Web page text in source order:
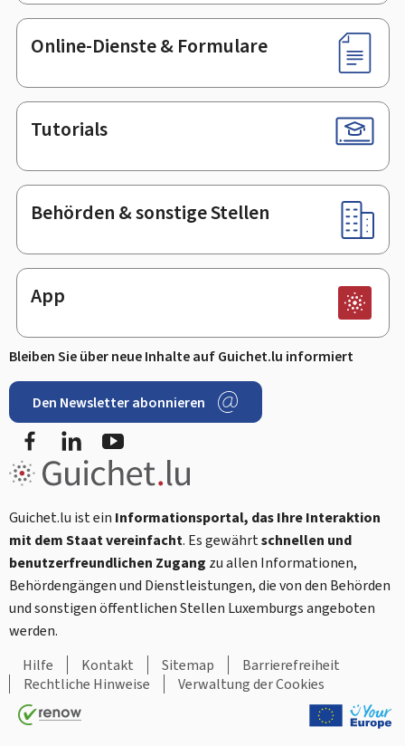
Online-Dienste & Formulare
Tutorials
Behörden & sonstige Stellen
App
Bleiben Sie über neue Inhalte auf Guichet.lu informiert
Den Newsletter abonnieren
FacebookLinkedIn
Guichet.lu ist ein Informationsportal, das Ihre Interaktion
mit dem Staat vereinfacht. Es gewährtschnellen und
benutzerfreundlichen Zugang zu allen Informationen,
Behördengängen und Dienstleistungen, die von den Behörden
und sonstigen öffentlichen Stellen Luxemburgs angeboten
werden.
Hilfe
Kontakt Sitemap
Barrierefreiheit
Rechtliche Hinweise
Verwaltung der Cookies